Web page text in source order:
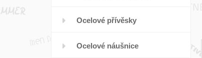
Ocelové přívěsky
Ocelové náušnice